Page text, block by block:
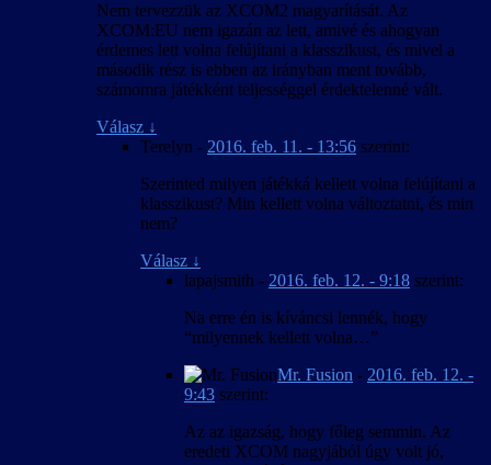
Nem tervezzük az XCOM2 magyarítását. Az
XCOM:EU nem igazán az lett, amivé és ahogyan
érdemes lett volna felújítani a klasszikust, és mivel a
második rész is ebben az irányban ment tovább,
számomra játékként teljességgel érdektelenné vált.
Válasz ↓
Terelyn - 2016. feb. 11. - 13:56 szerint:
Szerinted milyen játékká kellett volna felújítani a
klasszikust? Min kellett volna változtatni, és min
nem?
Válasz ↓
lapajsmith - 2016. feb. 12. - 9:18 szerint:
Na erre én is kíváncsi lennék, hogy
“milyennek kellett volna…”
Mr. Fusion - 2016. feb. 12. -
9:43 szerint:
Az az igazság, hogy főleg semmin. Az
eredeti XCOM nagyjából úgy volt jó,